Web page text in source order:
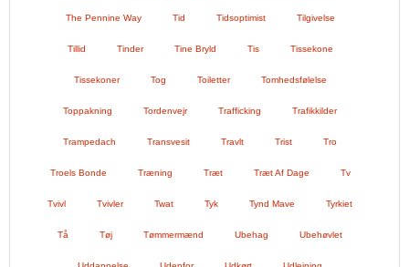
The Pennine Way Tid Tidsoptimist Tilgivelse
Tillid Tinder Tine Bryld Tis Tissekone
Tissekoner Tog Toiletter Tomhedsfølelse
Toppakning Tordenvejr Trafficking Trafikkilder
Trampedach Transvesit Travlt Trist Tro
Troels Bonde Træning Træt Træt Af Dage Tv
Tvivl Tvivler Twat Tyk Tynd Mave Tyrkiet
Tå Tøj Tømmermænd Ubehag Ubehøvlet